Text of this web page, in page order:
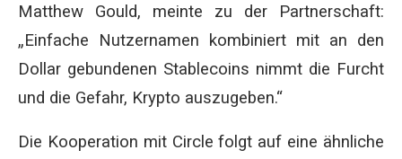
Matthew Gould, meinte zu der Partnerschaft:
„Einfache Nutzernamen kombiniert mit an den
Dollar gebundenen Stablecoins nimmt die Furcht
und die Gefahr, Krypto auszugeben.“
Die Kooperation mit Circle folgt auf eine ähnliche